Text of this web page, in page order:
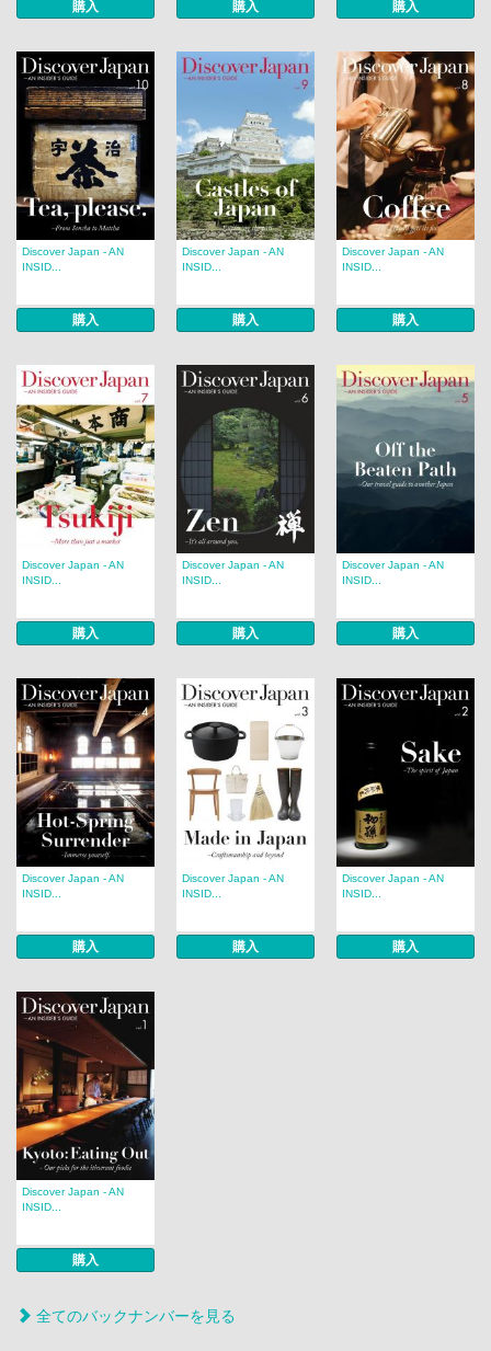
購入 購入 購入
Discover Japan - AN
INSID...
購入
Discover Japan - AN
INSID...
購入
Discover Japan - AN
INSID...
購入
Discover Japan - AN
INSID...
購入
Discover Japan - AN
INSID...
購入
Discover Japan - AN
INSID...
購入
Discover Japan - AN
INSID...
購入
Discover Japan - AN
INSID...
購入
Discover Japan - AN
INSID...
購入
Discover Japan - AN
INSID...
購入
全てのバックナンバーを見る